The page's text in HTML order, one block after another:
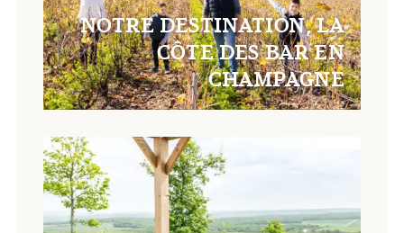
NOTRE DESTINATION, LA
CÔTE DES BAR EN
CHAMPAGNE